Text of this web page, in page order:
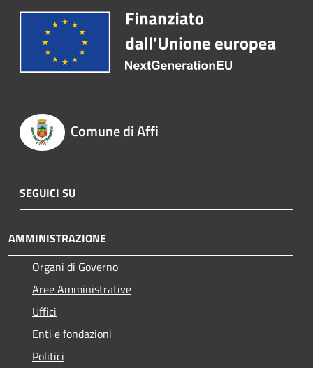
Comune di Affi
SEGUICI SU
AMMINISTRAZIONE
Organi di Governo
Aree Amministrative
Uffici
Enti e fondazioni
Politici